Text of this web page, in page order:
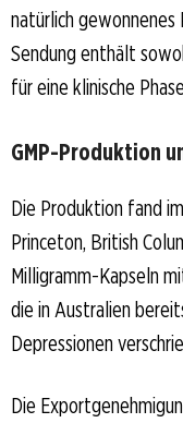
natürlich gewonnenes
Sendung enthält
für eine klinische
GMP-Produktion
Die Produktion fand
Princeton, British
Milligramm-Kapseln
die in Australien
Depressionen
Die